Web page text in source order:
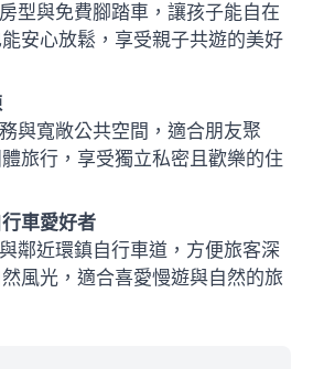
型與免費腳踏車，讓孩子能自在
安心放鬆，享受親子共遊的美好
與寬敞公共空間，適合朋友聚
旅行，享受獨立私密且歡樂的住
車愛好者
鄰近環鎮自行車道，方便旅客深
風光，適合喜愛慢遊與自然的旅